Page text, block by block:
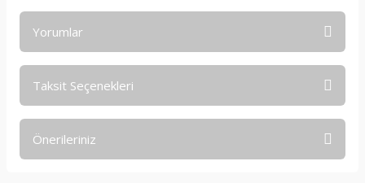
Yorumlar
Taksit Seçenekleri
Önerileriniz